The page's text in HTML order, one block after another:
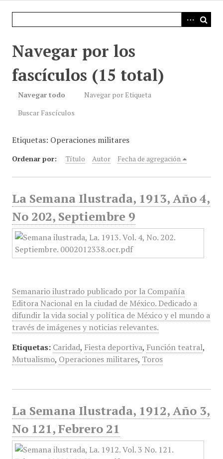
Navegar por los
fascículos (15 total)
Navegar todo
Navegar por Etiqueta
Buscar Fascículos
Etiquetas: Operaciones militares
Ordenar por: Título Autor Fecha de agregación
La Semana Ilustrada, 1913, Año 4,
No 202, Septiembre 9
Semanario ilustrado publicado por la Compañía
Editora Nacional en la ciudad de México. Dedicado a
difundir la vida social y política de México y el mundo a
través de imágenes y noticias relevantes.
Etiquetas: Caridad, Fiesta deportiva, Función teatral,
Mutualismo, Operaciones militares, Toros
La Semana Ilustrada, 1912, Año 3,
No 121, Febrero 21